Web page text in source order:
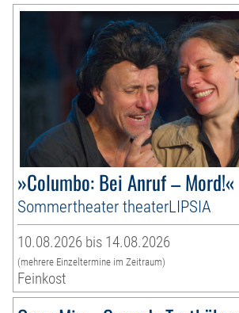
»Columbo: Bei Anruf – Mord!«
Sommertheater theaterLIPSIA
10.08.2026 bis 14.08.2026
(mehrere Einzeltermine im Zeitraum)
Feinkost